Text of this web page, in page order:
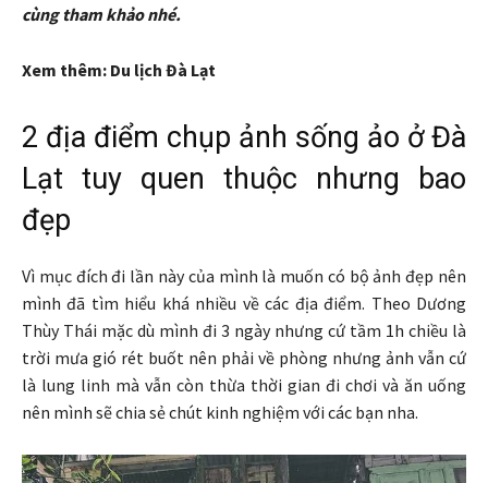
cùng tham khảo nhé.
Xem thêm: Du lịch Đà Lạt
2 địa điểm chụp ảnh sống ảo ở Đà
Lạt tuy quen thuộc nhưng bao
đẹp
Vì mục đích đi lần này của mình là muốn có bộ ảnh đẹp nên
mình đã tìm hiểu khá nhiều về các địa điểm. Theo Dương
Thùy Thái mặc dù mình đi 3 ngày nhưng cứ tầm 1h chiều là
trời mưa gió rét buốt nên phải về phòng nhưng ảnh vẫn cứ
là lung linh mà vẫn còn thừa thời gian đi chơi và ăn uống
nên mình sẽ chia sẻ chút kinh nghiệm với các bạn nha.